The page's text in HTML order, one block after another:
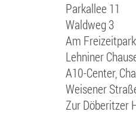
Parkallee 11
Waldweg 3
Am
Lehniner
A10-Center,
Weisener
Zur Döberitzer